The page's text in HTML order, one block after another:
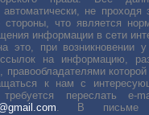
автоматически, не проходя
что является
информации в сети
это, при возникновении
ссылок на информацию,
правообладателями
к нам с
переслать е-
. В письме